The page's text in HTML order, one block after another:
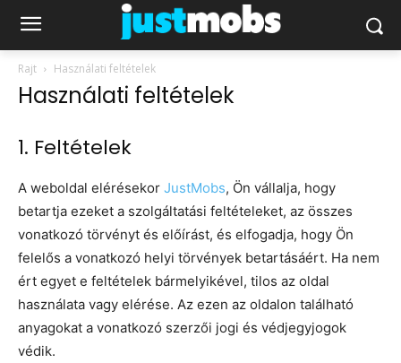
Rajt Használati feltételek
Használati feltételek
1. Feltételek
A weboldal elérésekor JustMobs, Ön vállalja, hogy
betartja ezeket a szolgáltatási feltételeket, az összes
vonatkozó törvényt és előírást, és elfogadja, hogy Ön
felelős a vonatkozó helyi törvények betartásáért. Ha nem
ért egyet e feltételek bármelyikével, tilos az oldal
használata vagy elérése. Az ezen az oldalon található
anyagokat a vonatkozó szerzői jogi és védjegyjogok
védik.